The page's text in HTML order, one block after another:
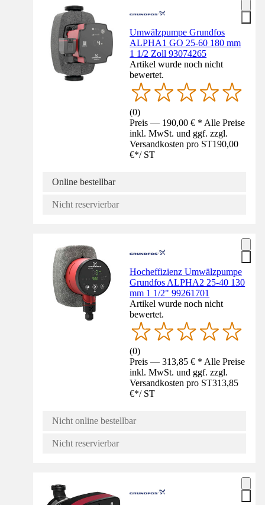
Umwälzpumpe Grundfos
ALPHA1 GO 25-60 180 mm
1 1/2 Zoll 93074265
Artikel wurde noch nicht
bewertet.
(0)
Preis — 190,00 € * Alle Preise
inkl. MwSt. und ggf. zzgl.
Versandkosten pro ST190,00
€*/ ST
Online bestellbar
Nicht reservierbar
Hocheffizienz Umwälzpumpe
Grundfos ALPHA2 25-40 130
mm 1 1/2" 99261701
Artikel wurde noch nicht
bewertet.
(0)
Preis — 313,85 € * Alle Preise
inkl. MwSt. und ggf. zzgl.
Versandkosten pro ST313,85
€*/ ST
Nicht online bestellbar
Nicht reservierbar